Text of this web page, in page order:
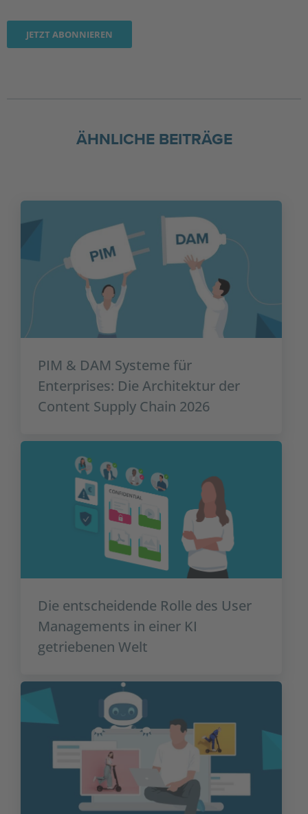
ÄHNLICHE BEITRÄGE
PIM & DAM Systeme für
Enterprises: Die Architektur der
Content Supply Chain 2026
Die entscheidende Rolle des User
Managements in einer KI
getriebenen Welt